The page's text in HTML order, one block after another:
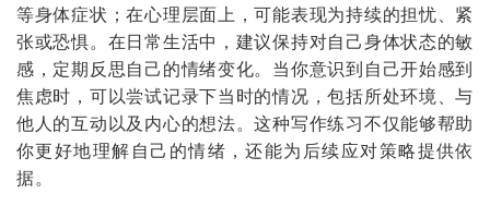
等身体症状；在心理层面上，可能表现为持续的担忧、紧
张或恐惧。在日常生活中，建议保持对自己身体状态的敏
感，定期反思自己的情绪变化。当你意识到自己开始感到
焦虑时，可以尝试记录下当时的情况，包括所处环境、与
他人的互动以及内心的想法。这种写作练习不仅能够帮助
你更好地理解自己的情绪，还能为后续应对策略提供依
据。